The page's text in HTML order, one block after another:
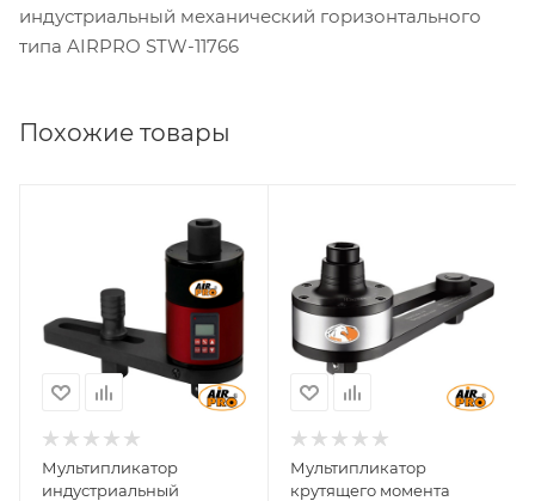
индустриальный механический горизонтального
типа AIRPRO STW-11766
Похожие товары
Момент затяжки max,
Нм
1500
Мультипликатор
индустриальный
дюйм
M3/4"
Коэффициент
усиления
1:3,8
Момент затяжки max,
300-1500
Мультипликатор
крутящего момента